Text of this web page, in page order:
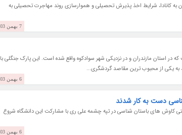
کانادا، شرایط اخذ پذیرش تحصیلی و هموارسازی روند مهاجرت تحصیلی به
7 بهمن 1403
در استان مازندران و در نزدیکی شهر سوادکوه واقع شده است. این پارک جنگلی با
به یکی از محبوب ترین مقاصد گردشگری...
6 بهمن 1403
کاوش های باستان شناسی در تپه چشمه علی ری با مشارکت این دانشگاه شروع
6 بهمن 1403